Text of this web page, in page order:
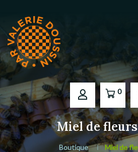
0
Miel de fleurs
Boutique Miel de